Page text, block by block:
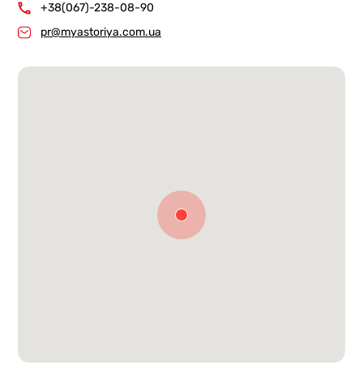
+38(067)-238-08-90
pr@myastoriya.com.ua